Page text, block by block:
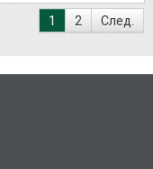
1 2 След.